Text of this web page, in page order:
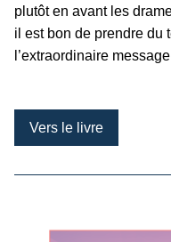
plutôt en avant les
il est bon de prendre du
l’extraordinaire
Vers le livre